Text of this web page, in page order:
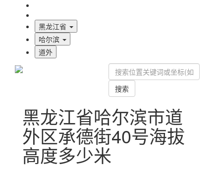
黑龙江省
哈尔滨
道外
搜索
黑龙江省哈尔滨市道
外区承德街40号海拔
高度多少米